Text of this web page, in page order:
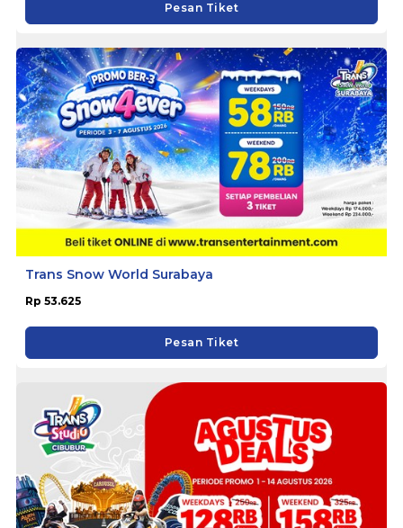
Pesan Tiket
Trans Snow World Surabaya
Rp 53.625
Pesan Tiket